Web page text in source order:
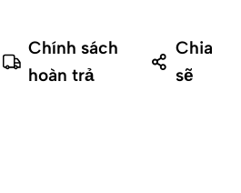
Chính sách
hoàn trả
Chia
sẽ